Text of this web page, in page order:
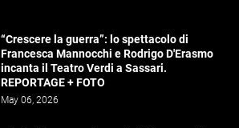
“Crescere la guerra”: lo spettacolo di
Francesca Mannocchi e Rodrigo D'Erasmo
incanta il Teatro Verdi a Sassari.
REPORTAGE + FOTO
May 06, 2026